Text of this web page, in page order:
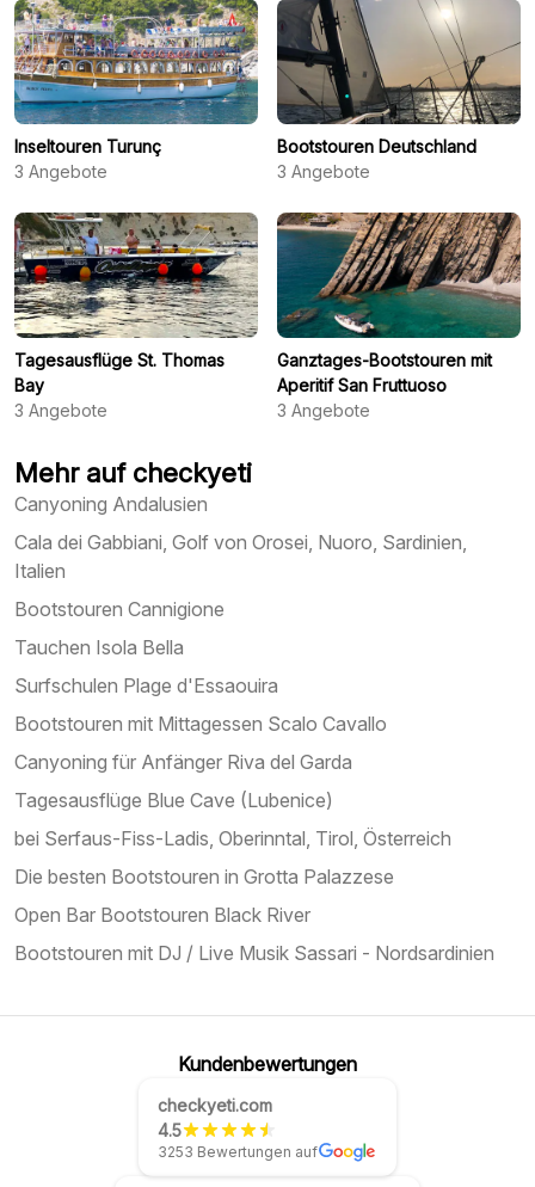
Inseltouren Turunç
3 Angebote
Bootstouren Deutschland
3 Angebote
Tagesausflüge St. Thomas
Bay
3 Angebote
Ganztages-Bootstouren mit
Aperitif San Fruttuoso
3 Angebote
Mehr auf checkyeti
Canyoning Andalusien
Cala dei Gabbiani, Golf von Orosei, Nuoro, Sardinien,
Italien
Bootstouren Cannigione
Tauchen Isola Bella
Surfschulen Plage d'Essaouira
Bootstouren mit Mittagessen Scalo Cavallo
Canyoning für Anfänger Riva del Garda
Tagesausflüge Blue Cave (Lubenice)
bei Serfaus-Fiss-Ladis, Oberinntal, Tirol, Österreich
Die besten Bootstouren in Grotta Palazzese
Open Bar Bootstouren Black River
Bootstouren mit DJ / Live Musik Sassari - Nordsardinien
Kundenbewertungen
checkyeti.com
4.5
3253 Bewertungen auf